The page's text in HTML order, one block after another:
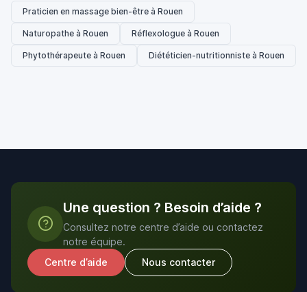
Praticien en massage bien-être à Rouen
Naturopathe à Rouen Réflexologue à Rouen
Phytothérapeute à Rouen Diététicien-nutritionniste à Rouen
Une question ? Besoin d’aide ?
Consultez notre centre d’aide ou contactez
notre équipe.
Centre d’aide
Nous contacter